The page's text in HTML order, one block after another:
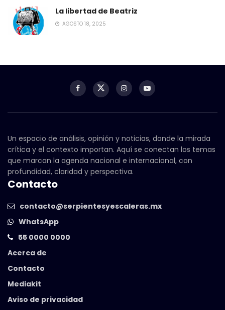
La libertad de Beatriz
AGOSTO 18, 2025
Un espacio de análisis, opinión y noticias, donde la mirada
crítica y el contexto importan. Aquí se conectan los temas
que marcan la agenda nacional e internacional, con
profundidad, claridad y perspectiva.
Contacto
contacto@serpientesyescaleras.mx
WhatsApp
55 0000 0000
Acerca de
Contacto
Mediakit
Aviso de privacidad